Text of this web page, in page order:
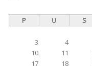
P U S
3
4
10
11
17
18